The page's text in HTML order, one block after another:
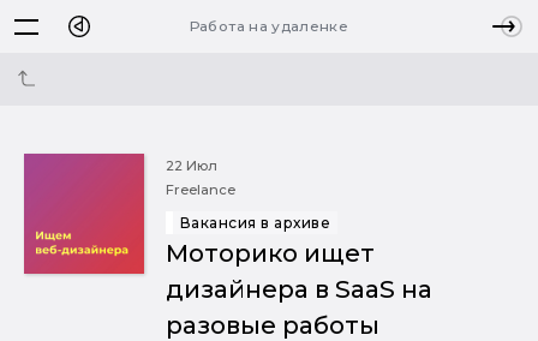
Работа на удаленке
22 Июл
Freelance
Вакансия в архиве
Моторико ищет
дизайнера в SaaS на
разовые работы